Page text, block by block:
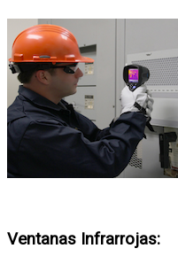
Ventanas Infrarrojas: